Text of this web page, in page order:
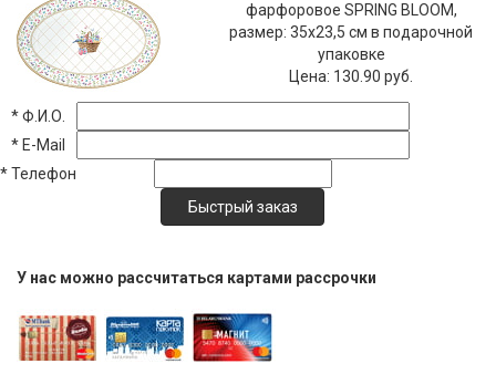
фарфоровое SPRING BLOOM,
размер: 35x23,5 см в подарочной
упаковке
Цена: 130.90 руб.
*Ф.И.О.
* E-Mail
*Телефон
У нас можно рассчитаться картами рассрочки